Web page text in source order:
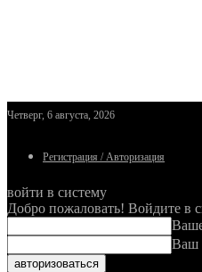
Четверг, 6 августа, 2026
Регистрация / Авторизация
войти в систему
Добро пожаловать! Войдите в
Ваш